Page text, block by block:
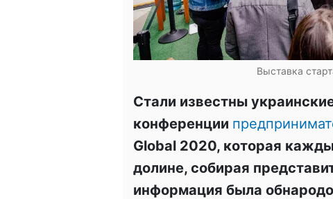
Выставка
Стали известны
конференции
Global 2020, которая
долине, собирая
информация была